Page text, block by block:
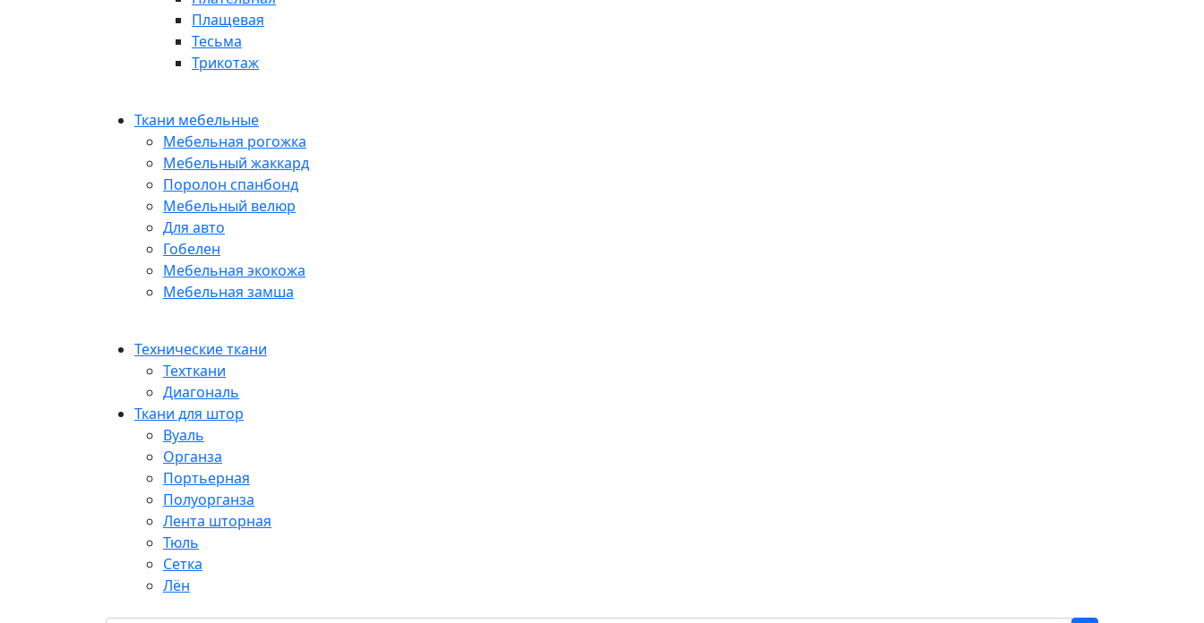
Плащевая
Тесьма
Трикотаж
Ткани мебельные
Мебельная рогожка
Мебельный жаккард
Поролон спанбонд
Мебельный велюр
Для авто
Гобелен
Мебельная экокожа
Мебельная замша
Технические ткани
Техткани
Диагональ
Ткани для штор
Вуаль
Органза
Портьерная
Полуорганза
Лента шторная
Тюль
Сетка
Лён